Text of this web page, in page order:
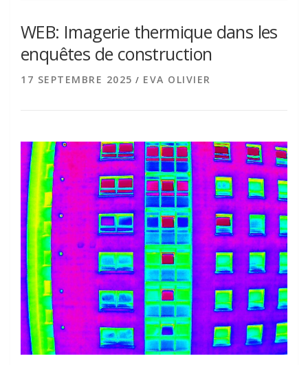
WEB: Imagerie thermique dans les
enquêtes de construction
17 SEPTEMBRE 2025 EVA OLIVIER